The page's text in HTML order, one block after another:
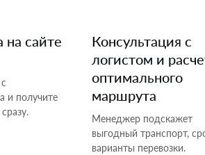
на сайте
и получите
Консультация с
логистом и
оптимального
маршрута
Менеджер подскажет
выгодный транспорт,
варианты перевозки.